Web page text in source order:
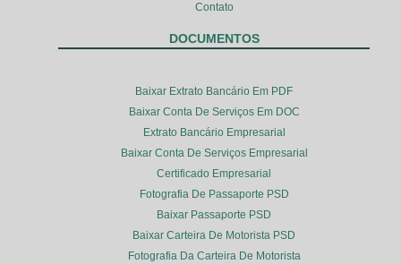
Contato
DOCUMENTOS
Baixar Extrato Bancário Em PDF
Baixar Conta De Serviços Em DOC
Extrato Bancário Empresarial
Baixar Conta De Serviços Empresarial
Certificado Empresarial
Fotografia De Passaporte PSD
Baixar Passaporte PSD
Baixar Carteira De Motorista PSD
Fotografia Da Carteira De Motorista